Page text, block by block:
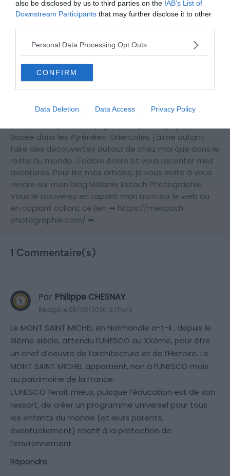
also be disclosed by us to third parties on the IAB’s List of
Downstream Participants that may further disclose it to other
Personal Data Processing Opt Outs
CONFIRM
Data Deletion Data Access Privacy Policy
Plus d'inspiration
Par Mélanie Escach
Je m'appelle Mélanie, je suis une blogueuse française
Basée dans les Pyrénées-Orientales, j'aime autant
faire des découvertes autour de chez moi que dans le
reste du monde. J'adore écrire et vous raconter mes
aventures. Pour lire mes articles, je vous invite à vous
rendre sur mon blog Mélanie Escach Photographie.
Vous le trouverez en tapant mon nom sur le web ou
en copiant collant ce lien ➡ https://mescach-
photographie.com/ ⬅
1 Commentaire(s)
Par Philippe CHESNAY
Rédigé le 05/05/2020 à 17h40
Le MONT SAINT MICHEL en Normandie a-t-il , depuis le
XIème siècle, attendu l’UNESCO au XXème, pour être
un chef d’oeuvre de l’architecture et de l’Histoire. Le
MONT SAINT MICHEL appartient, non à l’UNESCO mais
au patrimoine de la France.
L’UNESCO ferait mieux, puisque l’éducation est de son
ressort, de créer un programme universel pour tous
les enfants du monde (et leurs parents,
éventuellement) relatif à la protection de
l’environnement.
Répondre